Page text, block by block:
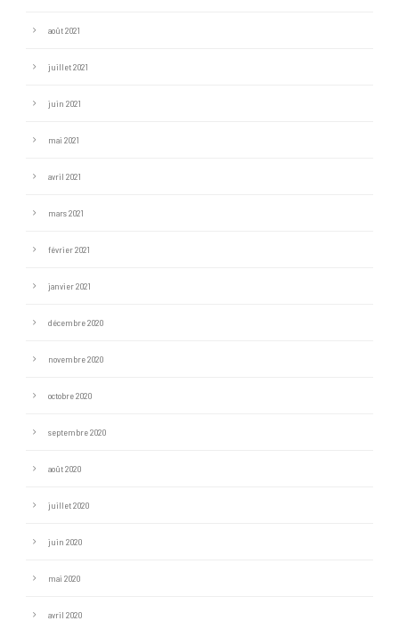
août 2021
juillet 2021
juin 2021
mai 2021
avril 2021
mars 2021
février 2021
janvier 2021
décembre 2020
novembre 2020
octobre 2020
septembre 2020
août 2020
juillet 2020
juin 2020
mai 2020
avril 2020